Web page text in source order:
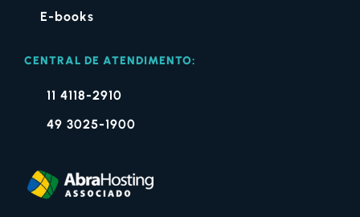
E-books
CENTRAL DE ATENDIMENTO:
11 4118-2910
49 3025-1900